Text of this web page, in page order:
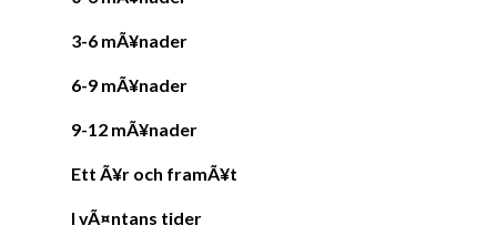
3-6 mÃ¥nader
6-9 mÃ¥nader
9-12 mÃ¥nader
Ett Ã¥r och framÃ¥t
I vÃ¤ntans tider